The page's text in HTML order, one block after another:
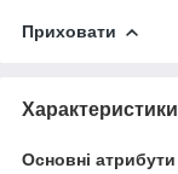
Приховати
Характеристики
Основні атрибути